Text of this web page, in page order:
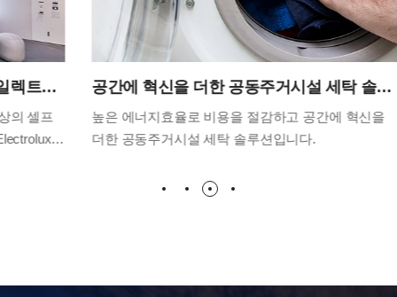
공간에 혁신을 더한 공동주거시설 세탁 솔루션
높은 에너지효율로 비용을 절감하고 공간에 혁신을
더한 공동주거시설 세탁 솔루션입니다.
레스토